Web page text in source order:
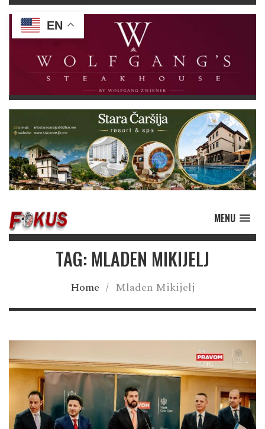
MENU
TAG: MLADEN MIKIJELJ
Home / Mladen Mikijelj
EN